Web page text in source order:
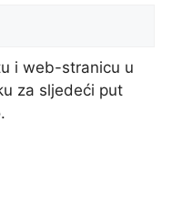
i web-stranicu u
za sljedeći put